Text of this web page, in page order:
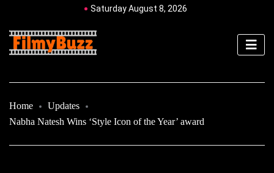
Saturday August 8, 2026
Home
Updates
Nabha Natesh Wins ‘Style Icon of the Year’ award